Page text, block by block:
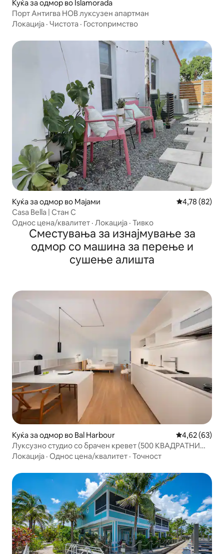
Куќа за одмор во Islamorada
Порт Антигва НОВ луксузен апартман
Локација · Чистота · Гостопримство
Куќа за одмор во Мајами Просечна
4,78 (82)
Casa Bella | Стан C
Однос цена/квалитет · Локација · Тивко
Сместувања за изнајмување за
одмор со машина за перење и
сушење алишта
Куќа за одмор во Bal Harbour Просечна
4,62 (63)
Луксузно студио со брачен кревет (500 КВАДРАТНИ
СТАПКИ) Услуга на плажа
Локација · Однос цена/квалитет · Точност